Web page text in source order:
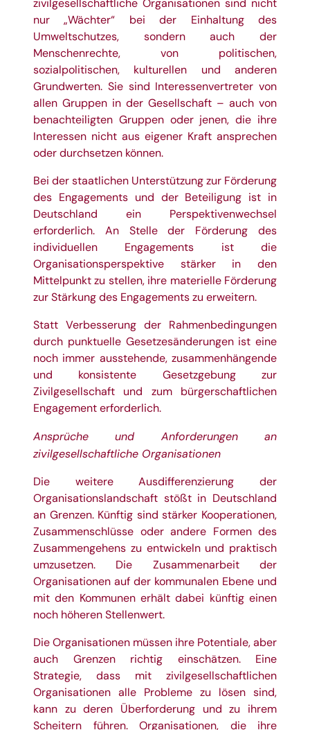
zivilgesellschaftliche Organisationen sind nicht
nur „Wächter“ bei der Einhaltung des
Umweltschutzes, sondern auch der
Menschenrechte, von politischen,
sozialpolitischen, kulturellen und anderen
Grundwerten. Sie sind Interessenvertreter von
allen Gruppen in der Gesellschaft – auch von
benachteiligten Gruppen oder jenen, die ihre
Interessen nicht aus eigener Kraft ansprechen
oder durchsetzen können.
Bei der staatlichen Unterstützung zur Förderung
des Engagements und der Beteiligung ist in
Deutschland ein Perspektivenwechsel
erforderlich. An Stelle der Förderung des
individuellen Engagements ist die
Organisationsperspektive stärker in den
Mittelpunkt zu stellen, ihre materielle Förderung
zur Stärkung des Engagements zu erweitern.
Statt Verbesserung der Rahmenbedingungen
durch punktuelle Gesetzesänderungen ist eine
noch immer ausstehende, zusammenhängende
und konsistente Gesetzgebung zur
Zivilgesellschaft und zum bürgerschaftlichen
Engagement erforderlich.
Ansprüche und Anforderungen an
zivilgesellschaftliche Organisationen
Die weitere Ausdifferenzierung der
Organisationslandschaft stößt in Deutschland
an Grenzen. Künftig sind stärker Kooperationen,
Zusammenschlüsse oder andere Formen des
Zusammengehens zu entwickeln und praktisch
umzusetzen. Die Zusammenarbeit der
Organisationen auf der kommunalen Ebene und
mit den Kommunen erhält dabei künftig einen
noch höheren Stellenwert.
Die Organisationen müssen ihre Potentiale, aber
auch Grenzen richtig einschätzen. Eine
Strategie, dass mit zivilgesellschaftlichen
Organisationen alle Probleme zu lösen sind,
kann zu deren Überforderung und zu ihrem
Scheitern führen. Organisationen, die ihre